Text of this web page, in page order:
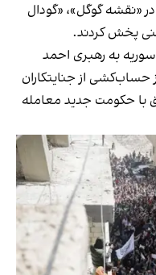
«نقشه گوگل»، «گودال
پخش کردند.
به رهبری احمد
از جنایتکاران
با حکومت جدید معامله